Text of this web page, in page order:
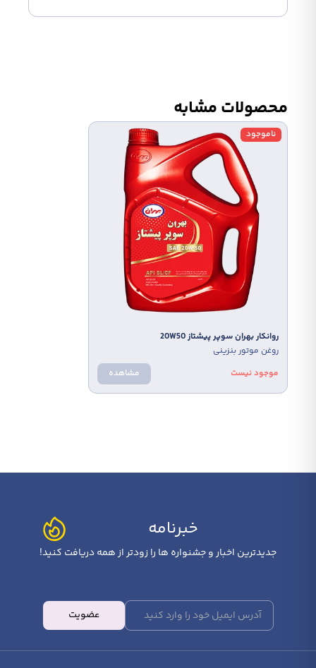
محصولات مشابه
ناموجود
روانکار بهران سوپر پیشتاز 20W50
روغن موتور بنزینی
موجود نیست
مشاهده
خبرنامه
جدیدترین اخبار و جشنواره ها را زودتر از همه دریافت کنید!
عضویت